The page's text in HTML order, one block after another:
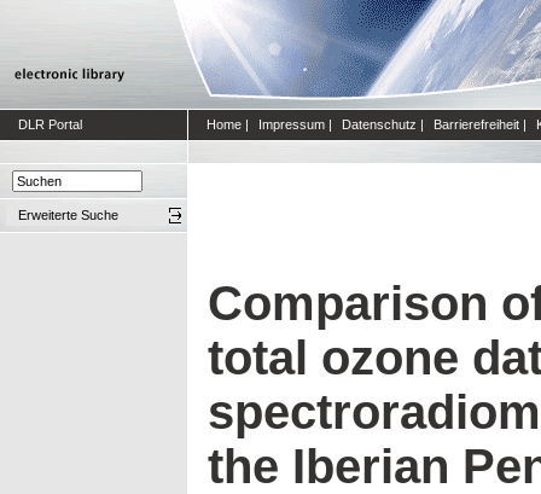
DLR Portal Home | Impressum | Datenschutz | Barrierefreiheit |
Erweiterte Suche
Comparison
total ozone
the Iberian